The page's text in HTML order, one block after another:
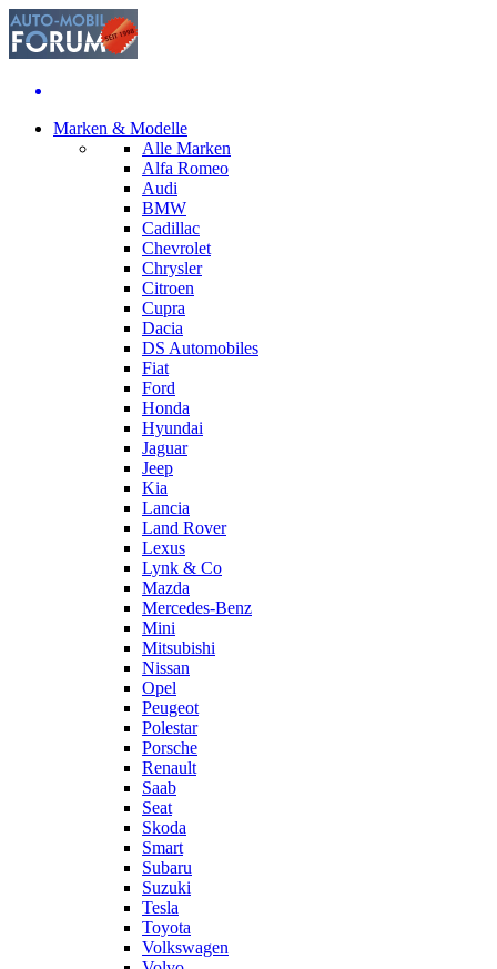
Marken & Modelle
Alle Marken
Alfa Romeo
Audi
BMW
Cadillac
Chevrolet
Chrysler
Citroen
Cupra
Dacia
DS Automobiles
Fiat
Ford
Honda
Hyundai
Jaguar
Jeep
Kia
Lancia
Land Rover
Lexus
Lynk & Co
Mazda
Mercedes-Benz
Mini
Mitsubishi
Nissan
Opel
Peugeot
Polestar
Porsche
Renault
Saab
Seat
Skoda
Smart
Subaru
Suzuki
Tesla
Toyota
Volkswagen